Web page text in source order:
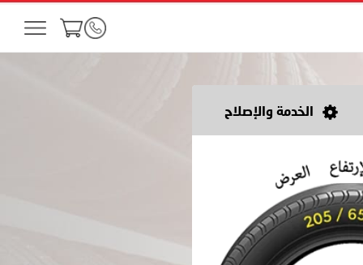
الخدمة والإصلاح